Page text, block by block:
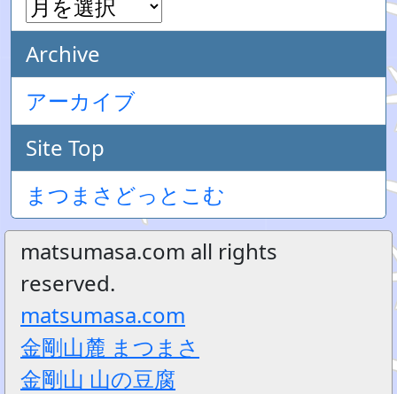
Archive
アーカイブ
Site Top
まつまさどっとこむ
matsumasa.com all rights
reserved.
matsumasa.com
金剛山麓 まつまさ
金剛山 山の豆腐